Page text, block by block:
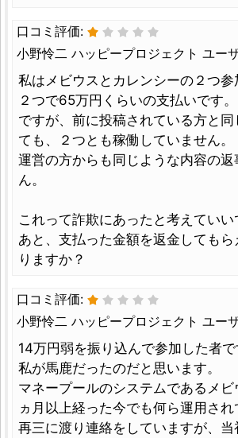
口コミ評価:
小野怜二 ハッピープロジェクト ユー
私はメビウスとカレンシーの２つ参
２つで65万円くらいの支払いです。
ですが、前に投稿されている方と同
ても、２つとも稼働していません。
運営の方からも同じような内容の
ん。
これって詐欺にあったと考えていい
あと、支払った金額を返金しても
りますか？
口コミ評価:
小野怜二 ハッピープロジェクト ユー
14万円弱を振り込んで参加した者で
私が馬鹿だったのだと思います。
マネープールのシステムであるメビ
ヵ月以上経った今でも何ら運用され
再三に渡り連絡をしていますが、